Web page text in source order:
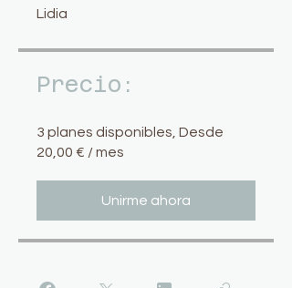
Lidia
Precio:
3 planes disponibles, Desde
20,00 € / mes
Unirme ahora